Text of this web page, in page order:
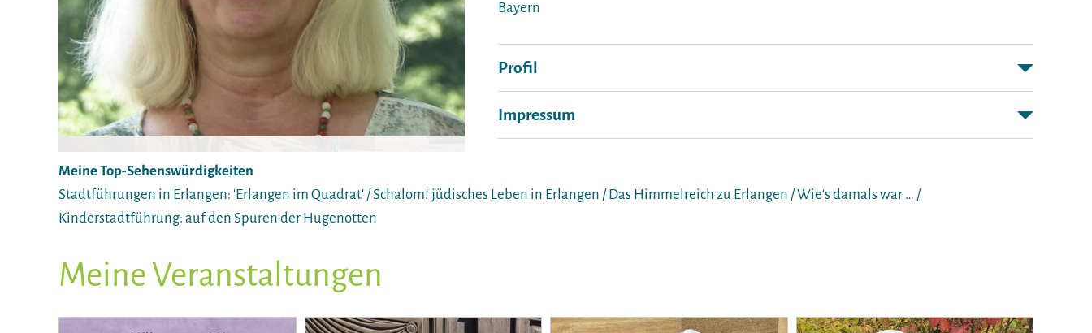
Bayern
Profil
Impressum
Meine Top-Sehenswürdigkeiten
Stadtführungen in Erlangen: 'Erlangen im Quadrat' / Schalom! jüdisches Leben in Erlangen / Das Himmelreich zu Erlangen / Wie‘s damals war … /
Kinderstadtführung: auf den Spuren der Hugenotten
Meine Veranstaltungen